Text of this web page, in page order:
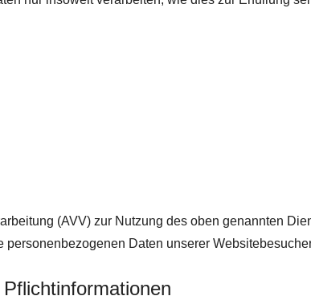
(AVV) zur Nutzung des oben genannten
personenbezogenen Daten unserer